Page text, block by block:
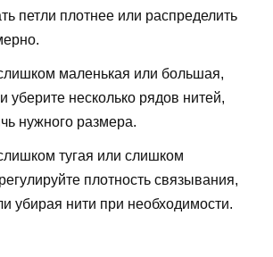
петли плотнее или распределить
маленькая или большая,
уберите несколько рядов нитей,
нужного размера.
тугая или слишком
плотность связывания,
убирая нити при необходимости.